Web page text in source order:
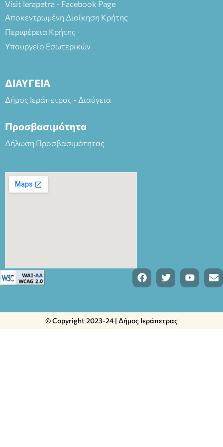
Visit Ierapetra - Facebook Page
Αποκεντρωμένη Διοίκηση Κρήτης
Περιφέρεια Κρήτης
Υπουργείο Εσωτερικών
ΔΙΑΥΓΕΙΑ
Δήμος Ιεράπετρας - Διαύγεια
Προσβασιμότητα
Δήλωση Προσβασιμότητας
© Copyright 2023-24 | Δήμος Ιεράπετρας